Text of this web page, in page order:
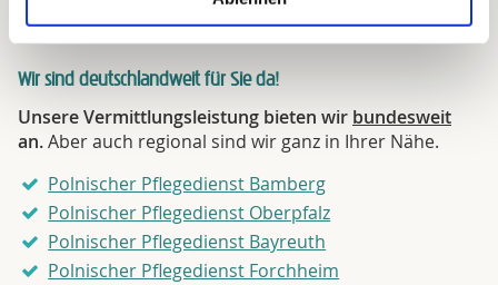
Wir sind deutschlandweit für Sie da!
Unsere Vermittlungsleistung bieten wir bundesweit
an.Aber auch regional sind wir ganz in Ihrer Nähe.
Polnischer Pflegedienst Bamberg
Polnischer Pflegedienst Oberpfalz
Polnischer Pflegedienst Bayreuth
Polnischer Pflegedienst Forchheim